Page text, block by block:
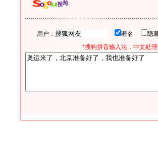
用户： 匿名 隐
*搜狗拼音输入法，中文处